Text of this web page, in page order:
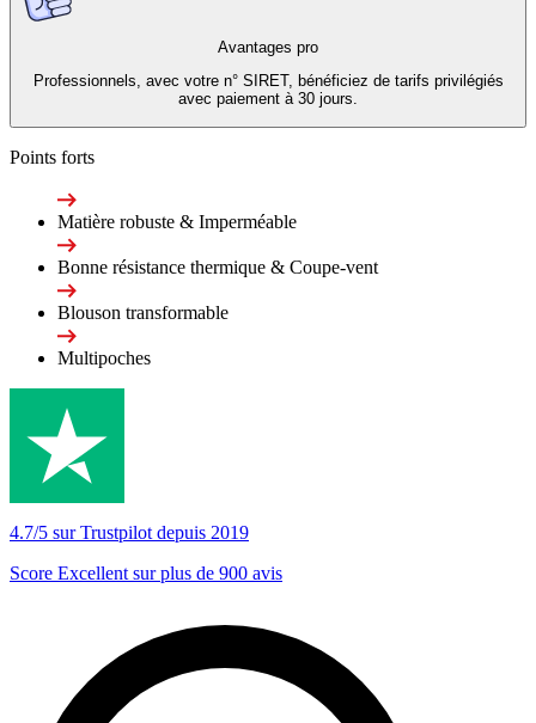
Avantages pro
Professionnels, avec votre n° SIRET, bénéficiez de tarifs privilégiés
avec paiement à 30 jours.
Points forts
Matière robuste & Imperméable
Bonne résistance thermique & Coupe-vent
Blouson transformable
Multipoches
4.7/5 sur Trustpilot depuis 2019
Score Excellent sur plus de 900 avis